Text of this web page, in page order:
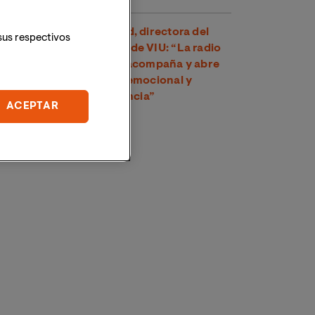
Dra. Amparo Suay Madrid, directora del
Grado en Comunicación de VIU: “La radio
es una voz cercana que acompaña y abre
un espacio de conexión emocional y
psicológica con la audiencia”
respectivos
ACEPTAR